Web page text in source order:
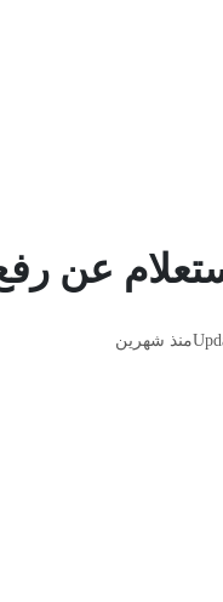
عن
منذ شهرين